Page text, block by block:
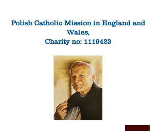
Polish Catholic Mission in England and
Wales,
Charity no: 1119423